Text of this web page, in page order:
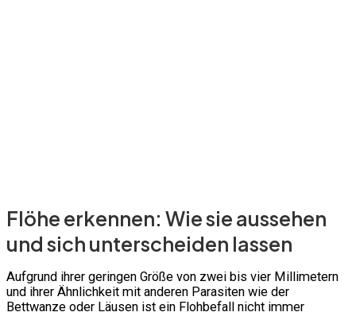
Flöhe erkennen: Wie sie aussehen
und sich unterscheiden lassen
Aufgrund ihrer geringen Größe von zwei bis vier Millimetern
und ihrer Ähnlichkeit mit anderen Parasiten wie der
Bettwanze oder Läusen ist ein Flohbefall nicht immer